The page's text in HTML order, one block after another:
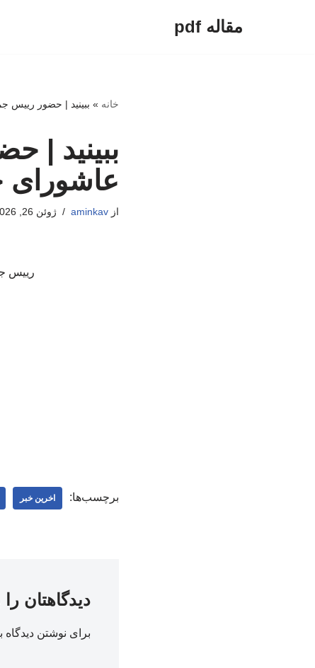
مقاله pdf
خانه » ببینید | حضور رییس
ببینید |
عاشورای
ازaminkav ژوئن 26, 2026
رییس
برچسب‌ها: اخرین خبر
دیدگاهتان را
برای نوشتن دیدگاه